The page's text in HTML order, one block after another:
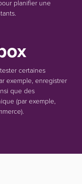
planifier une
certaines
exemple, enregistrer
que des
(par exemple,